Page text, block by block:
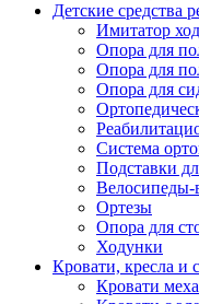
Детские средства
Имитатор
Опора для
Опора для
Опора для
Система
Подставки
Велосипеды-
Ортезы
Опора для
Ходунки
Кровати, кресла и
Кровати